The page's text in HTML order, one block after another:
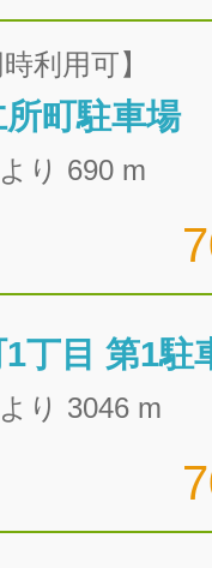
時利用可】
町駐車場
より 690 m
丁目 第1駐
より 3046 m